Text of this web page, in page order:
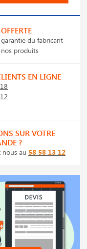
du fabricant
produits
EN LIGNE
SUR VOTRE
?
nous au 58 58 13 12